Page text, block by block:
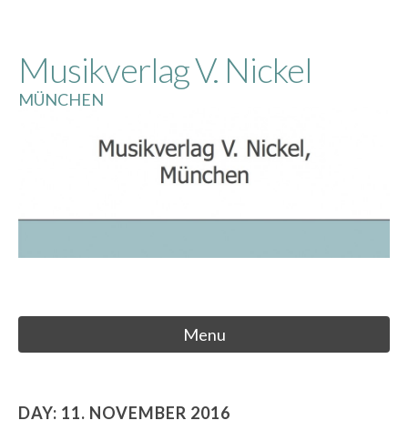
content
Musikverlag V. Nickel
MÜNCHEN
Menu
DAY: 11. NOVEMBER 2016